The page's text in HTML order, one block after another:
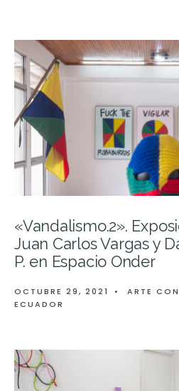
«Vandalismo.2».
Juan Carlos Vargas y
P. en Espacio Onder
OCTUBRE 29, 2021 •
ARTE
ECUADOR